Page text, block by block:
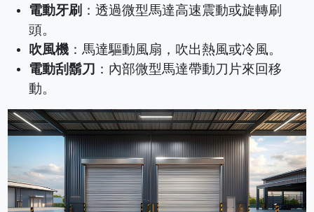
電動牙刷 ：透過微型馬達高速震動或旋轉刷
頭。
吹風機 ：馬達驅動風扇，吹出熱風或冷風。
電動刮鬍刀 ：內部微型馬達帶動刀片來回移
動。